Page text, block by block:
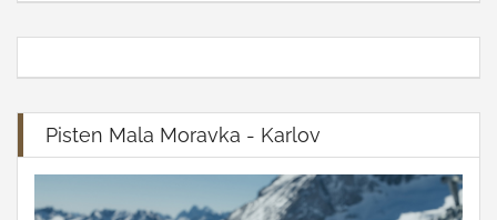
Pisten Mala Moravka - Karlov